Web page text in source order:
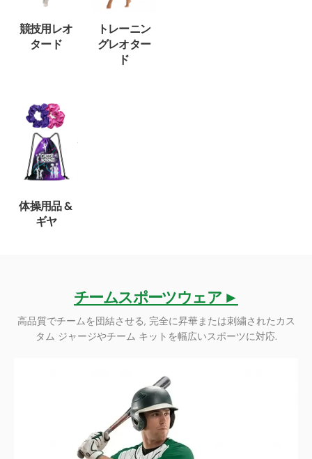
競技用レオ
タード
トレーニン
グレオター
ド
体操用品 &
ギヤ
チームスポーツウェア ►
高品質でチームを団結させる, 完全に昇華または刺繍されたカス
タム ジャージやチーム キットを幅広いスポーツに対応.